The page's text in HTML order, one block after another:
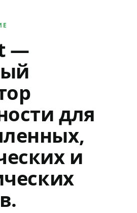
—
для
и